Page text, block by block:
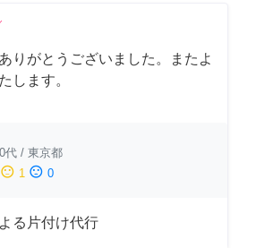
りがとうございました。またよ
します。
代 / 東京都
sentiment_neutral 1 sentiment_dissatisfied 0
る片付け代行